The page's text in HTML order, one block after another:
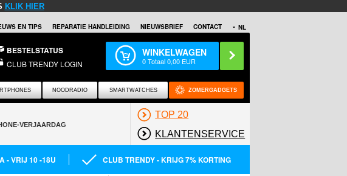
KLIK HIER
NL
EN TIPS REPARATIE HANDLEIDING NIEUWSBRIEF CONTACT
BESTELSTATUS
CLUB TRENDY LOGIN
WINKELWAGEN
0Totaal0,00 EUR
NOODRADIO SMARTWATCHES ZOMERGADGETS
TOP 20
KLANTENSERVICE
- VRIJ 10 -18U CLUB TRENDY - KRIJG 7% KORTING